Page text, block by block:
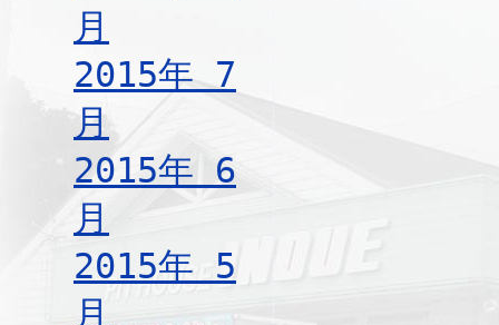
月
2015年 7
月
2015年 6
月
2015年 5
月